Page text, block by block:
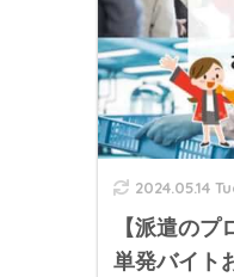
2024.05.14
【派遣の
単発バイト